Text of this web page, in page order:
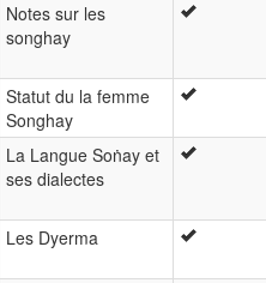
Notes sur les
songhay
Statut du la femme
Songhay
La Langue Soṅay et
ses dialectes
Les Dyerma